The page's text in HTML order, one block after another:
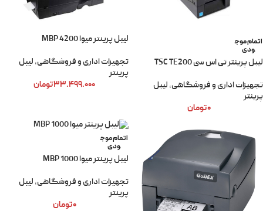
اتمام موج
ودی
لیبل پرینتر تی‌ اس‌ سی TSC TE200
تجهیزات اداری و فروشگاهی, لیبل
پرینتر
۰تومان
لیبل پرینتر میوا MBP 4200
تجهیزات اداری و فروشگاهی, لیبل
پرینتر
۳۳.۴۹۹.۰۰۰تومان
اتمام موج
ودی
لیبل پرینتر میوا MBP 1000
تجهیزات اداری و فروشگاهی, لیبل
پرینتر
۰تومان